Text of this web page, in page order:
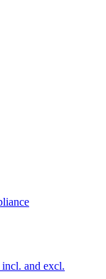
and excl.